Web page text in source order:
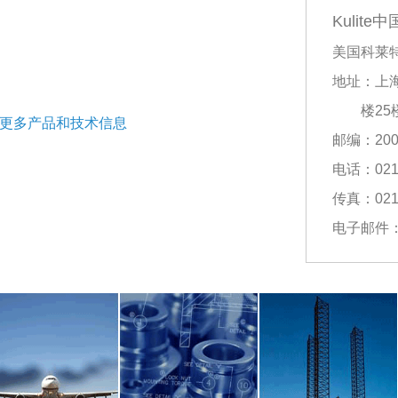
Kulite中
美国科莱
地址：上
楼25
邮编：
电话：
传真：
电子邮件
多产品和技术信息